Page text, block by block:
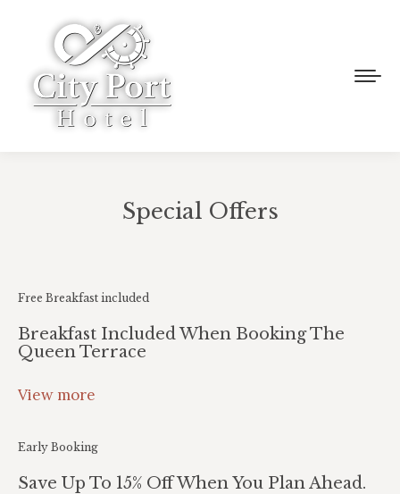
Special Offers
Free Breakfast included
Breakfast Included When Booking The
Queen Terrace
View more
Early Booking
Save Up To 15% Off When You Plan Ahead.